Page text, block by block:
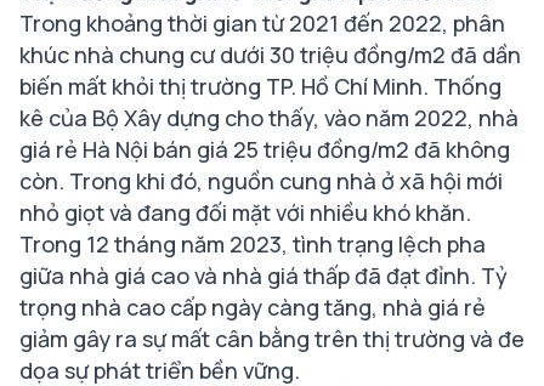
Trong khoảng thời gian từ 2021 đến 2022, phân
khúc nhà chung cư dưới 30 triệu đồng/m2 đã dần
biến mất khỏi thị trường TP. Hồ Chí Minh. Thống
kê của Bộ Xây dựng cho thấy, vào năm 2022, nhà
giá rẻ Hà Nội bán giá 25 triệu đồng/m2 đã không
còn. Trong khi đó, nguồn cung nhà ở xã hội mới
nhỏ giọt và đang đối mặt với nhiều khó khăn.
Trong 12 tháng năm 2023, tình trạng lệch pha
giữa nhà giá cao và nhà giá thấp đã đạt đỉnh. Tỷ
trọng nhà cao cấp ngày càng tăng, nhà giá rẻ
giảm gây ra sự mất cân bằng trên thị trường và đe
dọa sự phát triển bền vững.